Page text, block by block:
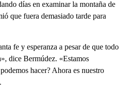
días en examinar la montaña de
que fuera demasiado tarde para
fe y esperanza a pesar de que todo
dice Bermúdez. «Estamos
hacer? Ahora es nuestro